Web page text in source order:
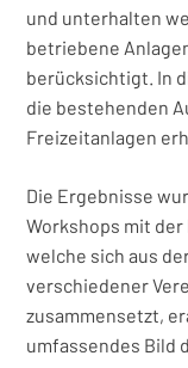
und unterhalten
betriebene
berücksichtigt. In
die bestehenden
Freizeitanlagen
Die Ergebnisse
Workshops mit
welche sich aus
verschiedener
zusammensetzt,
umfassendes Bild